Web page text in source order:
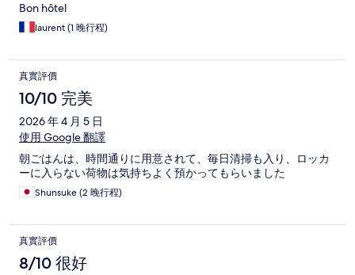
Bon hôtel
laurent (1 晚行程)
真實評價
10/10 完美
2026 年 4 月 5 日
使用 Google 翻譯
朝ごはんは、時間通りに用意されて、毎日清掃も入り、ロッカ
ーに入らない荷物は気持ちよく預かってもらいました
Shunsuke (2 晚行程)
真實評價
8/10 很好